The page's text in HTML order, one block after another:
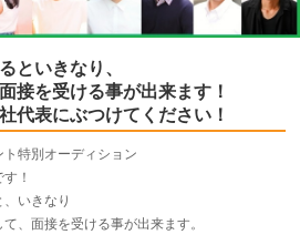
といきなり、
接を受ける事が出来ます！
代表にぶつけてください！
特別オーディション
！
いきなり
、面接を受ける事が出来ます。